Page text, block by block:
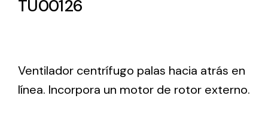
Ventilación
TU00126
Ventilador centrífugo palas hacia atrás en
línea. Incorpora un motor de rotor externo.